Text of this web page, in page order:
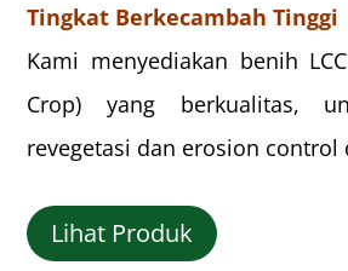
Tingkat Berkecambah Tinggi
Kami menyediakan benih
Crop) yang berkualitas,
revegetasi dan erosion control
Lihat Produk